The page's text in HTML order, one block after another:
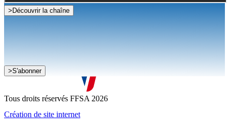
> Découvrir la chaîne
Je souhaite recevoir la newsletter de la FFSA
J'accepte que mes informations soient collectées conformément à
politique de confidentialité
>S'abonner
Tous droits réservés FFSA 2026
Création de site internet